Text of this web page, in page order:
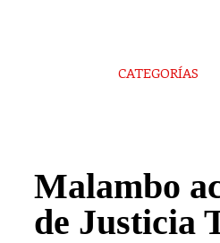
CATEGORÍAS
Malambo
de Justicia